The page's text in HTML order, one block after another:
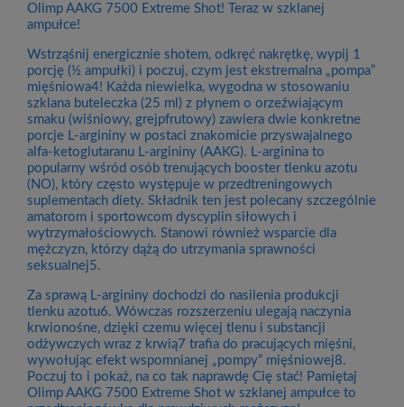
Olimp AAKG 7500 Extreme Shot! Teraz w szklanej
ampułce!
Wstrząśnij energicznie shotem, odkręć nakrętkę, wypij 1
porcję (½ ampułki) i poczuj, czym jest ekstremalna „pompa”
mięśniowa4! Każda niewielka, wygodna w stosowaniu
szklana buteleczka (25 ml) z płynem o orzeźwiającym
smaku (wiśniowy, grejpfrutowy) zawiera dwie konkretne
porcje L-argininy w postaci znakomicie przyswajalnego
alfa-ketoglutaranu L-argininy (AAKG). L-arginina to
popularny wśród osób trenujących booster tlenku azotu
(NO), który często występuje w przedtreningowych
suplementach diety. Składnik ten jest polecany szczególnie
amatorom i sportowcom dyscyplin siłowych i
wytrzymałościowych. Stanowi również wsparcie dla
mężczyzn, którzy dążą do utrzymania sprawności
seksualnej5.
Za sprawą L-argininy dochodzi do nasilenia produkcji
tlenku azotu6. Wówczas rozszerzeniu ulegają naczynia
krwionośne, dzięki czemu więcej tlenu i substancji
odżywczych wraz z krwią7 trafia do pracujących mięśni,
wywołując efekt wspomnianej „pompy” mięśniowej8.
Poczuj to i pokaż, na co tak naprawdę Cię stać! Pamiętaj
Olimp AAKG 7500 Extreme Shot w szklanej ampułce to